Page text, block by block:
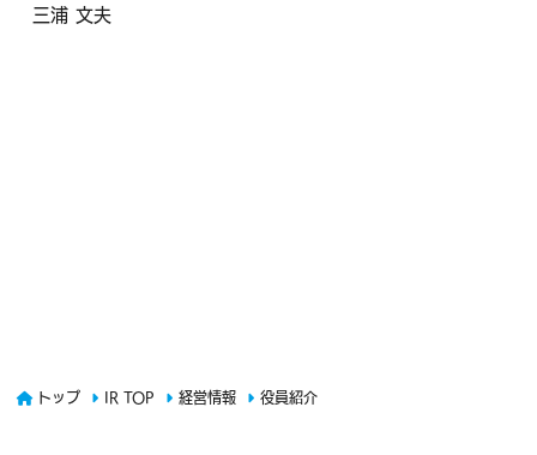
三浦 文夫
トップ IR TOP 経営情報 役員紹介